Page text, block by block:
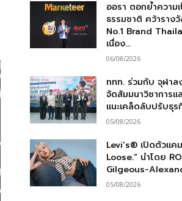
ออรา ตอกย้ำความ
ธรรมชาติ คว้าราง
No.1 Brand
เนื่อง...
06/08/2026
ททท. ร่วมกับ จุฬา
จัดสัมมนาวิชาการแ
แนะเคล็ดลับปรับธุร
05/08/2026
Levi’s® เปิดตัวแ
Loose.” นำโดย
Gilgeous-
05/08/2026